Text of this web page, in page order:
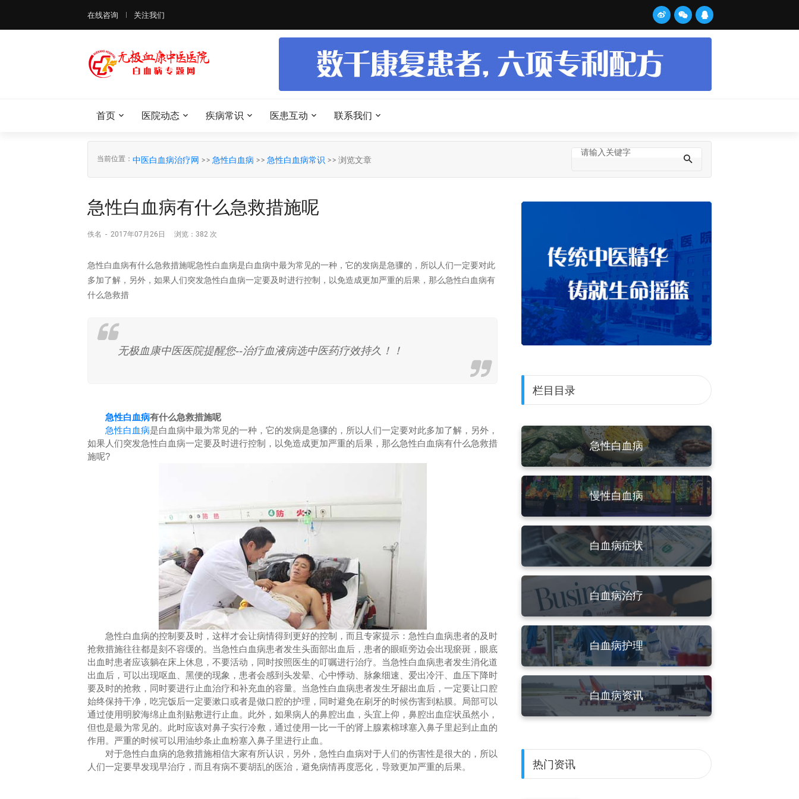
在线咨询 关注我们
首页 医院动态 疾病常识 医患互动 联系我们
当前位置： 中医白血病治疗网 >> 急性白血病 >> 急性白血病常识 >> 浏览文章
急性白血病有什么急救措施呢
佚名 - 2017年07月26日 浏览： 382 次
急性白血病有什么急救措施呢急性白血病是白血病中最为常见的一种，它的发病是急骤的，所以人们一定要对此
多加了解，另外，如果人们突发急性白血病一定要及时进行控制，以免造成更加严重的后果，那么急性白血病有
什么急救措
无极血康中医医院提醒您--治疗血液病选中医药疗效持久！！
急性白血病有什么急救措施呢
急性白血病是白血病中最为常见的一种，它的发病是急骤的，所以人们一定要对此多加了解，另外，
如果人们突发急性白血病一定要及时进行控制，以免造成更加严重的后果，那么急性白血病有什么急救措
施呢?
急性白血病的控制要及时，这样才会让病情得到更好的控制，而且专家提示：急性白血病患者的及时
抢救措施往往都是刻不容缓的。当急性白血病患者发生头面部出血后，患者的眼眶旁边会出现瘀斑，眼底
出血时患者应该躺在床上休息，不要活动，同时按照医生的叮嘱进行治疗。当急性白血病患者发生消化道
出血后，可以出现呕血、黑便的现象，患者会感到头发晕、心中悸动、脉象细速、爱出冷汗、血压下降时
要及时的抢救，同时要进行止血治疗和补充血的容量。当急性白血病患者发生牙龈出血后，一定要让口腔
始终保持干净，吃完饭后一定要漱口或者是做口腔的护理，同时避免在刷牙的时候伤害到粘膜。局部可以
通过使用明胶海绵止血剂贴敷进行止血。此外，如果病人的鼻腔出血，头宜上仰，鼻腔出血症状虽然小，
但也是最为常见的。此时应该对鼻子实行冷敷，通过使用一比一千的肾上腺素棉球塞入鼻子里起到止血的
作用。严重的时候可以用油纱条止血粉塞入鼻子里进行止血。
对于急性白血病的急救措施相信大家有所认识，另外，急性白血病对于人们的伤害性是很大的，所以
人们一定要早发现早治疗，而且有病不要胡乱的医治，避免病情再度恶化，导致更加严重的后果。
栏目目录
急性白血病
慢性白血病
白血病症状
白血病治疗
白血病护理
白血病资讯
热门资讯